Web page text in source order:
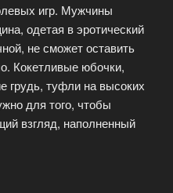
игр. Мужчины
одетая в эротический
не сможет оставить
Кокетливые юбочки,
грудь, туфли на высоких
для того, чтобы
взгляд, наполненный